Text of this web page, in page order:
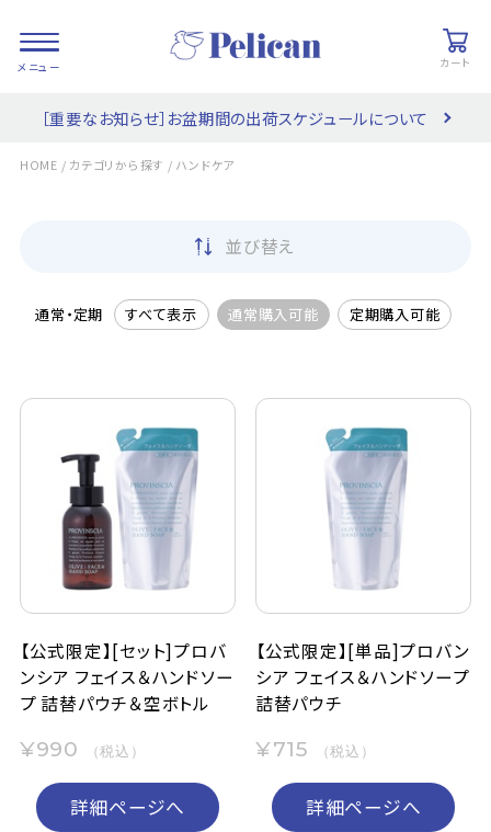
カート
PRODUCTS/ 商品を探す
COLLECTIONS/ ブランド一覧
定期購入
ペリカン石鹸について
ご利用案内
よくあるご質問
［重要なお知らせ］お盆期間の出荷スケジュールについて
HOME / カテゴリから探す / ハンドケア
並び替え
通常・定期 すべて表示 通常購入可能 定期購入可能
【公式限定】[セット]プロバ
ンシア フェイス＆ハンドソー
プ 詰替パウチ＆空ボトル
¥990 （税込）
詳細ページへ
【公式限定】[単品]プロバン
シア フェイス＆ハンドソープ
詰替パウチ
¥715 （税込）
詳細ページへ